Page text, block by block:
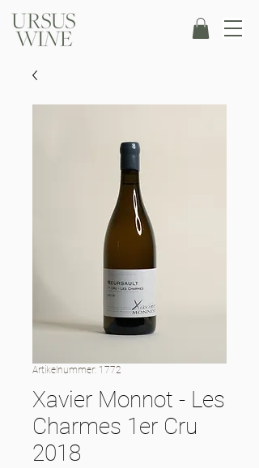
Artikelnummer: 1772
Xavier Monnot - Les
Charmes 1er Cru
2018